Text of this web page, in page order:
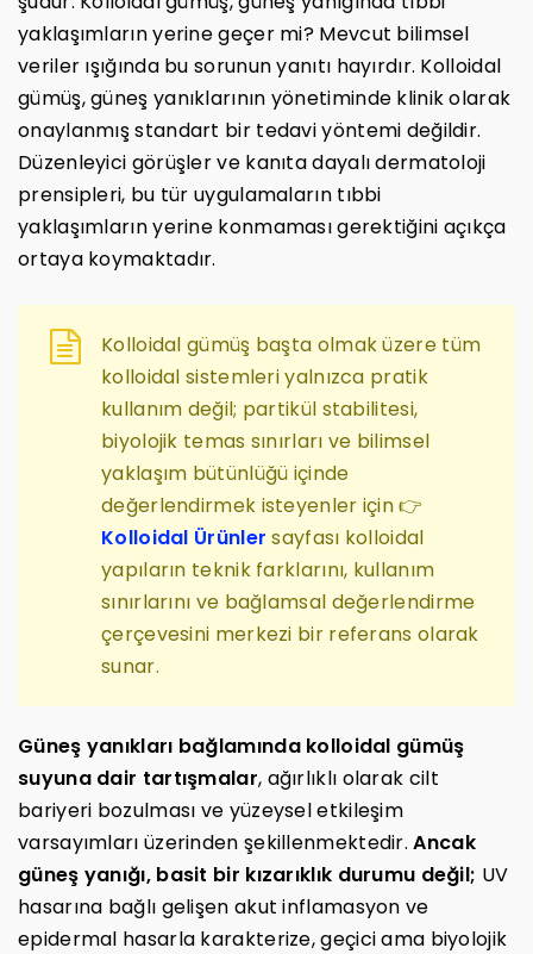
yaklaşımların yerine geçer mi? Mevcut bilimsel
veriler ışığında bu sorunun yanıtı hayırdır. Kolloidal
gümüş, güneş yanıklarının yönetiminde klinik olarak
onaylanmış standart bir tedavi yöntemi değildir.
Düzenleyici görüşler ve kanıta dayalı dermatoloji
prensipleri, bu tür uygulamaların tıbbi
yaklaşımların yerine konmaması gerektiğini açıkça
ortaya koymaktadır.
Kolloidal gümüş başta olmak üzere tüm
kolloidal sistemleri yalnızca pratik
kullanım değil; partikül stabilitesi,
biyolojik temas sınırları ve bilimsel
yaklaşım bütünlüğü içinde
değerlendirmek isteyenler için 👉
Kolloidal Ürünler sayfası kolloidal
yapıların teknik farklarını, kullanım
sınırlarını ve bağlamsal değerlendirme
çerçevesini merkezi bir referans olarak
sunar.
Güneş yanıkları bağlamında kolloidal gümüş
suyuna dair tartışmalar, ağırlıklı olarak cilt
bariyeri bozulması ve yüzeysel etkileşim
varsayımları üzerinden şekillenmektedir. Ancak
güneş yanığı, basit bir kızarıklık durumu değil; UV
hasarına bağlı gelişen akut inflamasyon ve
epidermal hasarla karakterize, geçici ama biyolojik